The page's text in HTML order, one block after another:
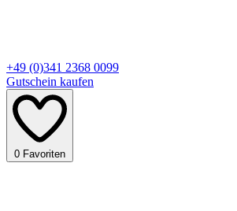
+49 (0)341 2368 0099
Gutschein kaufen
0 Favoriten